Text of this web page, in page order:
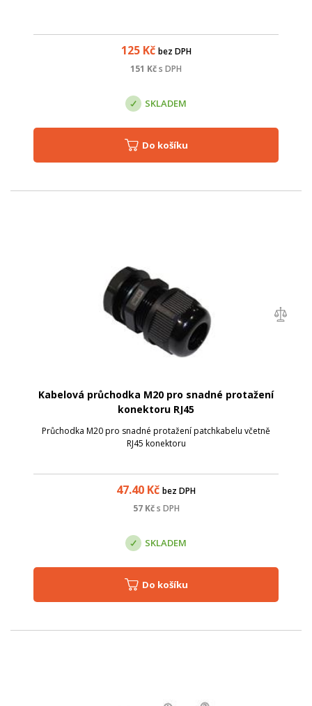
125Kč bez DPH
151 Kčs DPH
SKLADEM
Do košíku
Kabelová průchodka M20 pro snadné protažení
konektoru RJ45
Průchodka M20 pro snadné protažení patchkabelu včetně
RJ45 konektoru
47.40 Kč bez DPH
57Kč s DPH
SKLADEM
Do košíku